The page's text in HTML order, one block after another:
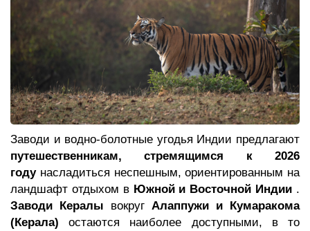
Заводи и водно-болотные угодья Индии предлагают
путешественникам, стремящимся к 2026
годунасладиться неспешным, ориентированным на
ландшафт отдыхом в Южной и Восточной Индии .
Заводи Кералы вокруг Алаппужи и Кумаракома
(Керала) остаются наиболее доступными, в то